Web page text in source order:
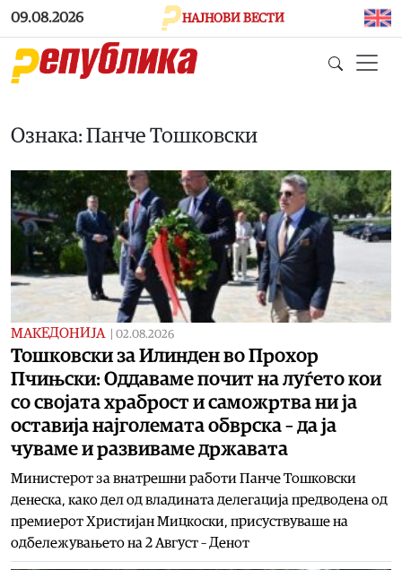
Skip to main content
09.08.2026 НАЈНОВИ ВЕСТИ
Ознака: Панче Тошковски
МАКЕДОНИЈА 02.08.2026
Toшковски за Илинден во Прохор
Пчињски: Oддаваме почит на луѓето кои
со својата храброст и саможртва ни ја
оставија најголемата обврска – да ја
чуваме и развиваме државата
Министерот за внатрешни работи Панче Тошковски
денеска, како дел од владината делегација предводена од
премиерот Христијан Мицкоски, присуствуваше на
одбележувањето на 2 Август – Денот